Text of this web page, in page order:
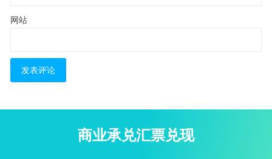
网站
商业承兑汇票兑现